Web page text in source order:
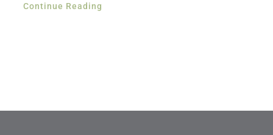
Continue Reading